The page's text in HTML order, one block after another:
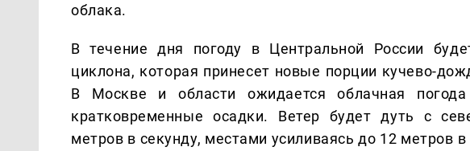
облака.
В течение дня погоду в Центральной России
циклона, которая принесет новые порции кучево-
В Москве и области ожидается облачная
кратковременные осадки. Ветер будет дуть с
метров в секунду, местами усиливаясь до 12 метров